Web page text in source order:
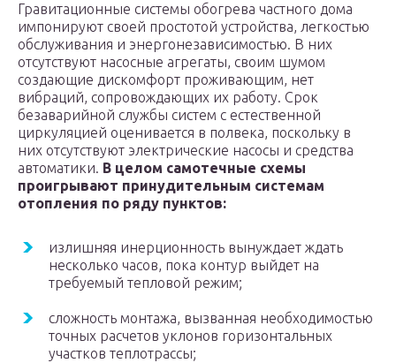
Гравитационные системы обогрева частного дома
импонируют своей простотой устройства, легкостью
обслуживания и энергонезависимостью. В них
отсутствуют насосные агрегаты, своим шумом
создающие дискомфорт проживающим, нет
вибраций, сопровождающих их работу. Срок
безаварийной службы систем с естественной
циркуляцией оценивается в полвека, поскольку в
них отсутствуют электрические насосы и средства
автоматики. В целом самотечные схемы
проигрывают принудительным системам
отопления по ряду пунктов:
излишняя инерционность вынуждает ждать
несколько часов, пока контур выйдет на
требуемый тепловой режим;
сложность монтажа, вызванная необходимостью
точных расчетов уклонов горизонтальных
участков теплотрассы;